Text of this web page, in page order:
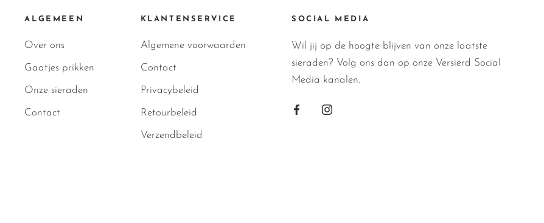
ALGEMEEN
Over ons
Gaatjes prikken
Onze sieraden
Contact
KLANTENSERVICE
Algemene voorwaarden
Contact
Privacybeleid
Retourbeleid
Verzendbeleid
SOCIAL MEDIA
Wil jij op de hoogte blijven van onze laatste
sieraden? Volg ons dan op onze Versierd Social
Media kanalen.